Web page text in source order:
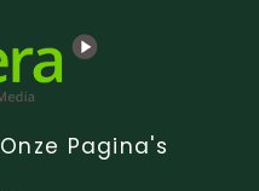
Onze Pagina's